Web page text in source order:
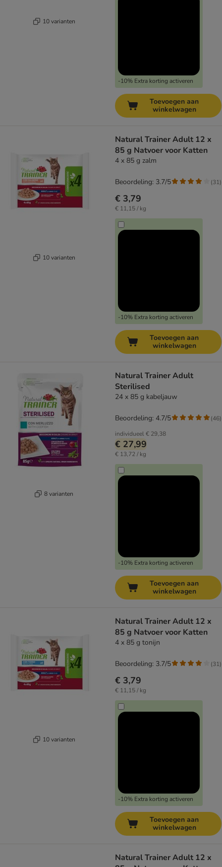
10 varianten
-10% Extra korting activeren
Toevoegen aan
winkelwagen
10 varianten
Natural Trainer Adult 12 x
85 g Natvoer voor Katten
4 x 85 g zalm
€ 3,79
€ 11,15 / kg
-10% Extra korting activeren
Beoordeling: 3.7/5 (31)
Toevoegen aan
winkelwagen
8 varianten
Natural Trainer Adult
Sterilised
24 x 85 g kabeljauw
individueel€ 29,38
€ 27,99
€ 13,72 / kg
-10% Extra korting activeren
Beoordeling: 4.7/5 (46)
Toevoegen aan
winkelwagen
10 varianten
Natural Trainer Adult 12 x
85 g Natvoer voor Katten
4 x 85 g tonijn
€ 3,79
€ 11,15 / kg
-10% Extra korting activeren
Beoordeling: 3.7/5 (31)
Toevoegen aan
winkelwagen
Natural Trainer Adult 12 x